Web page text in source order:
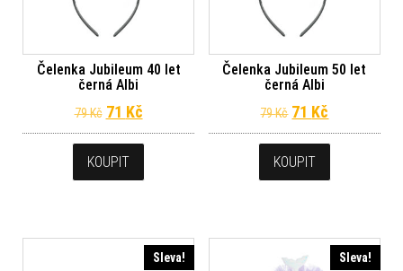
Čelenka Jubileum 40 let
černá Albi
79Kč Původní cena byla: 79 Kč.
71 KčAktuální cena je: 71 Kč.
KOUPIT
Čelenka Jubileum 50 let
černá Albi
79Kč Původní cena
71 Kč
KOUPIT
Sleva! Sleva!